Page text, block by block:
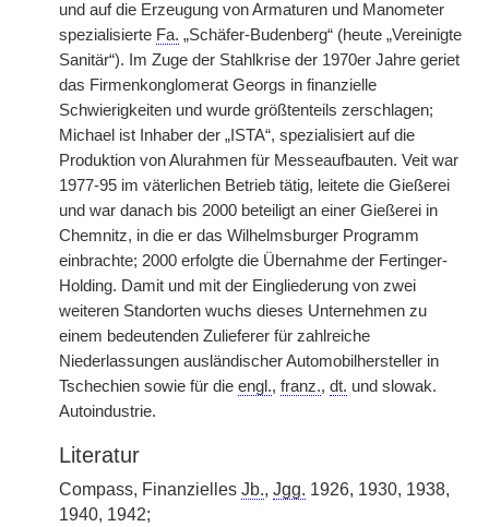
und auf die Erzeugung von Armaturen und Manometer
spezialisierte Fa. „Schäfer-Budenberg“ (heute „Vereinigte
Sanitär“). Im Zuge der Stahlkrise der 1970er Jahre geriet
das Firmenkonglomerat Georgs in finanzielle
Schwierigkeiten und wurde größtenteils zerschlagen;
Michael ist Inhaber der „ISTA“, spezialisiert auf die
Produktion von Alurahmen für Messeaufbauten. Veit war
1977-95 im väterlichen Betrieb tätig, leitete die Gießerei
und war danach bis 2000 beteiligt an einer Gießerei in
Chemnitz, in die er das Wilhelmsburger Programm
einbrachte; 2000 erfolgte die Übernahme der Fertinger-
Holding. Damit und mit der Eingliederung von zwei
weiteren Standorten wuchs dieses Unternehmen zu
einem bedeutenden Zulieferer für zahlreiche
Niederlassungen ausländischer Automobilhersteller in
Tschechien sowie für die engl., franz., dt. und slowak.
Autoindustrie.
Literatur
Compass, Finanzielles Jb., Jgg. 1926, 1930, 1938,
1940, 1942;